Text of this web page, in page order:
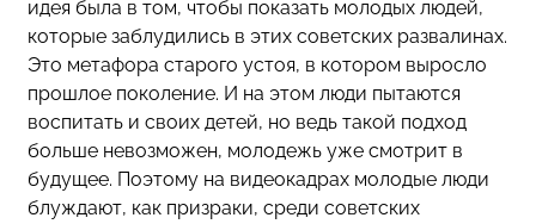
идея была в том, чтобы показать молодых людей,
которые заблудились в этих советских развалинах.
Это метафора старого устоя, в котором выросло
прошлое поколение. И на этом люди пытаются
воспитать и своих детей, но ведь такой подход
больше невозможен, молодежь уже смотрит в
будущее. Поэтому на видеокадрах молодые люди
блуждают, как призраки, среди советских